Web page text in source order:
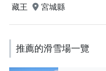
藏王 宮城縣
推薦的滑雪場一覽